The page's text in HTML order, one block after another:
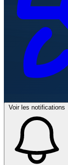
Voir les notifications